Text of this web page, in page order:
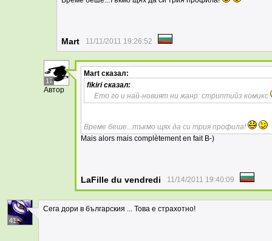
Mart 11/11/2011 19:26:52
17
Автор
Mart сказал:
fikiriсказал:
Ето го и най-новият ни жанр: стриптийз комикс
Време беше...тъкмо щях да си трия профила!
Mais alors mais complètement en fait B-)
LaFille du vendredi 11/14/2011 19:40:09
41
Сега дори в българския ... Това е страхотно!